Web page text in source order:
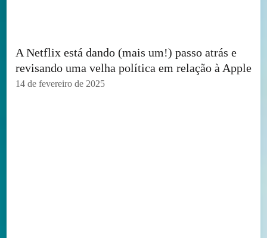
A Netflix está dando (mais um!) passo atrás e
revisando uma velha política em relação à Apple
14 de fevereiro de 2025